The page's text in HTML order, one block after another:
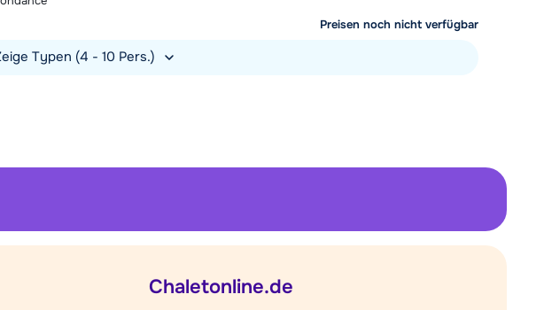
Preisen noch nicht verfügbar
Typen (4 - 10 Pers.)
Chaletonline.de